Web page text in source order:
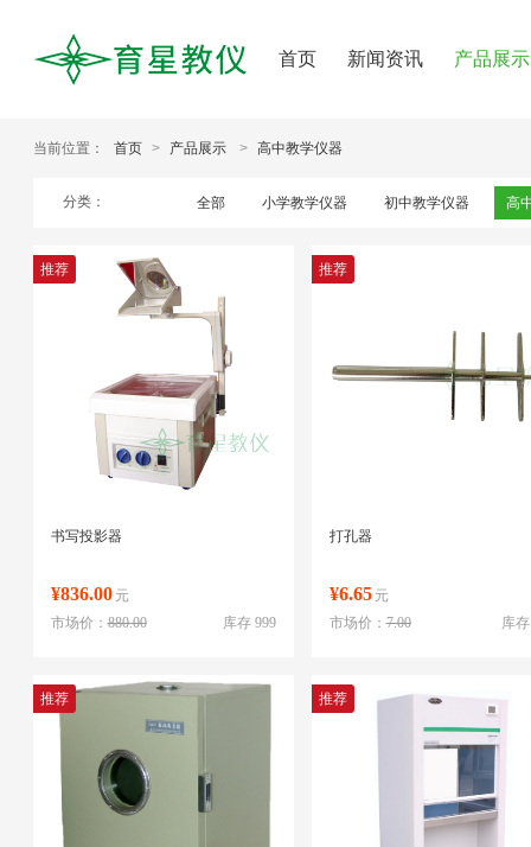
首页 新闻资讯 产品展示
当前位置： 首页 > 产品展示 > 高中教学仪器
分类： 全部 小学教学仪器 初中教学仪器 高
推荐
书写投影器
¥836.00 元
库存 999
市场价：880.00
推荐
打孔器
¥6.65 元
库
市场价：7.00
推荐 推荐